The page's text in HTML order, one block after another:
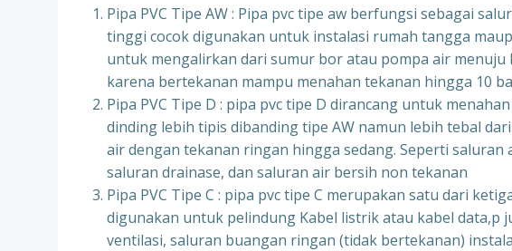
Pipa PVC Tipe AW : Pipa pvc tipe aw berfungsi sebagai
tinggi cocok digunakan untuk instalasi rumah tangga
untuk mengalirkan dari sumur bor atau pompa air
karena bertekanan mampu menahan tekanan hingga 10
Pipa PVC Tipe D : pipa pvc tipe D dirancang untuk
dinding lebih tipis dibanding tipe AW namun lebih tebal
air dengan tekanan ringan hingga sedang. Seperti
saluran drainase, dan saluran air bersih non tekanan
Pipa PVC Tipe C : pipa pvc tipe C merupakan satu dari
digunakan untuk pelindung Kabel listrik atau kabel data,p
ventilasi, saluran buangan ringan (tidak bertekanan)